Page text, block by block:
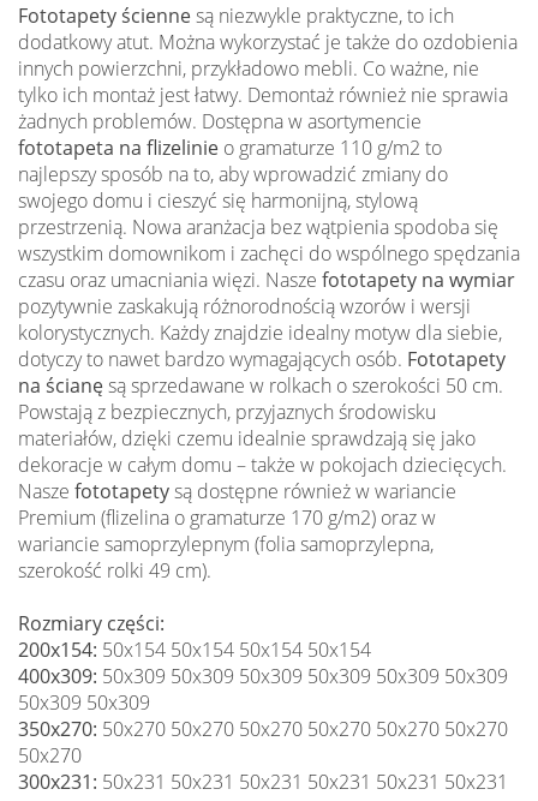
Fototapety ściennesą niezwykle praktyczne, to ich
dodatkowy atut. Można wykorzystać je także do ozdobienia
innych powierzchni, przykładowo mebli. Co ważne, nie
tylko ich montaż jest łatwy. Demontaż również nie sprawia
żadnych problemów. Dostępna w asortymencie
fototapeta na flizelinie o gramaturze 110 g/m2 to
najlepszy sposób na to, aby wprowadzić zmiany do
swojego domu i cieszyć się harmonijną, stylową
przestrzenią. Nowa aranżacja bez wątpienia spodoba się
wszystkim domownikom i zachęci do wspólnego spędzania
czasu oraz umacniania więzi. Nasze fototapety na wymiar
pozytywnie zaskakują różnorodnością wzorów i wersji
kolorystycznych. Każdy znajdzie idealny motyw dla siebie,
dotyczy to nawet bardzo wymagających osób. Fototapety
na ścianęsą sprzedawane w rolkach o szerokości 50 cm.
Powstają z bezpiecznych, przyjaznych środowisku
materiałów, dzięki czemu idealnie sprawdzają się jako
dekoracje w całym domu – także w pokojach dziecięcych.
Nasze fototapetysą dostępne również w wariancie
Premium (flizelina o gramaturze 170 g/m2) oraz w
wariancie samoprzylepnym (folia samoprzylepna,
szerokość rolki 49 cm).
Rozmiary części:
200x154: 50x154 50x154 50x154 50x154
400x309: 50x309 50x309 50x309 50x309 50x309 50x309
50x309 50x309
350x270: 50x270 50x270 50x270 50x270 50x270 50x270
50x270
300x231: 50x231 50x231 50x231 50x231 50x231 50x231